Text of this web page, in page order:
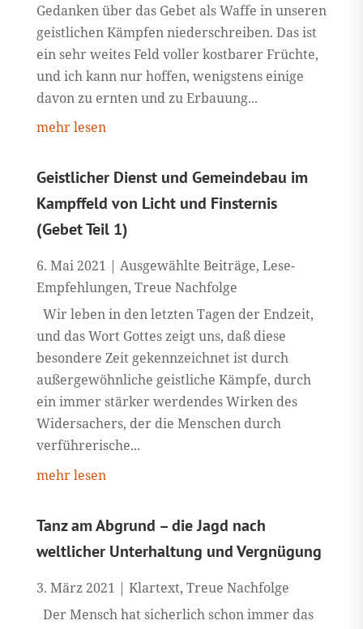
Gedanken über das Gebet als Waffe in unseren
geistlichen Kämpfen niederschreiben. Das ist
ein sehr weites Feld voller kostbarer Früchte,
und ich kann nur hoffen, wenigstens einige
davon zu ernten und zu Erbauung...
mehr lesen
Geistlicher Dienst und Gemeindebau im
Kampffeld von Licht und Finsternis
(Gebet Teil 1)
6. Mai 2021 | Ausgewählte Beiträge, Lese-
Empfehlungen, Treue Nachfolge
Wir leben in den letzten Tagen der Endzeit,
und das Wort Gottes zeigt uns, daß diese
besondere Zeit gekennzeichnet ist durch
außergewöhnliche geistliche Kämpfe, durch
ein immer stärker werdendes Wirken des
Widersachers, der die Menschen durch
verführerische...
mehr lesen
Tanz am Abgrund – die Jagd nach
weltlicher Unterhaltung und Vergnügung
3. März 2021 | Klartext, Treue Nachfolge
Der Mensch hat sicherlich schon immer das